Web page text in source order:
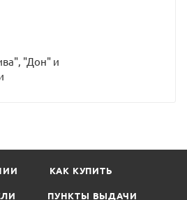
"Дон" и
КАК КУПИТЬ
ПУНКТЫ ВЫДАЧИ